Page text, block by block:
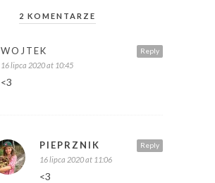
2 KOMENTARZE
Reply
WOJTEK
16 lipca 2020 at 10:45
<3
Reply
PIEPRZNIK
16 lipca 2020 at 11:06
<3